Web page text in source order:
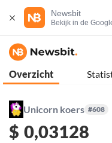
Newsbit
Bekijk in de
Overzicht
Unicorn koers #608
$ 0,03128